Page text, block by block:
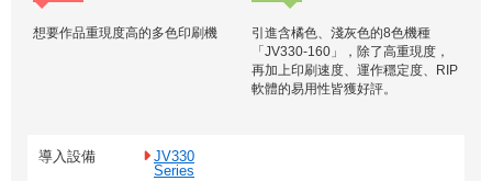
想要作品重現度高的多色印刷機
引進含橘色、淺灰色的8色機種
「JV330-160」，除了高重現度，
再加上印刷速度、運作穩定度、RIP
軟體的易用性皆獲好評。
導入設備
JV330
Series